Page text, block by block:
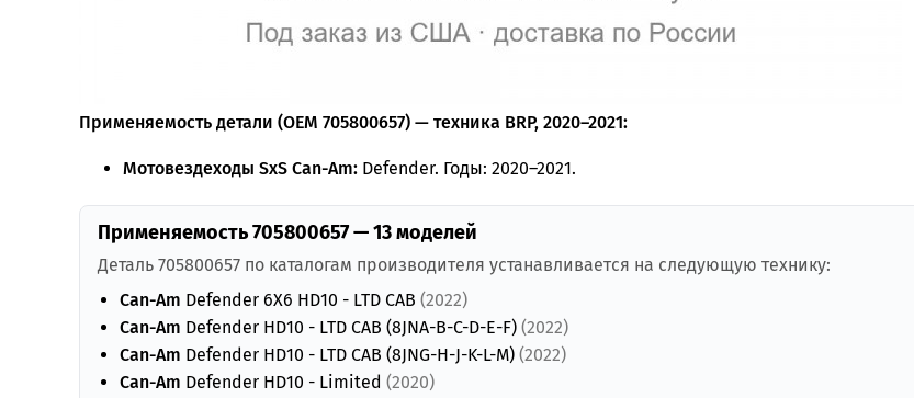
Применяемость детали (OEM 705800657) — техника BRP, 2020–2021:
Мотовездеходы SxS Can-Am: Defender. Годы: 2020–2021.
Применяемость 705800657 — 13 моделей
Деталь 705800657 по каталогам производителя устанавливается на следующую технику:
Can-Am Defender 6X6 HD10 - LTD CAB (2022)
Can-Am Defender HD10 - LTD CAB (8JNA-B-C-D-E-F) (2022)
Can-Am Defender HD10 - LTD CAB (8JNG-H-J-K-L-M) (2022)
Can-Am Defender HD10 - Limited (2020)